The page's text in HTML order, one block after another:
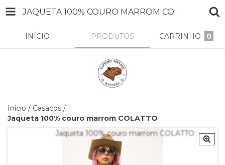
JAQUETA 100% COURO MARROM COLATTO
INÍCIO PRODUTOS CARRINHO 0
Início / Casacos /
Jaqueta 100% couro marrom COLATTO